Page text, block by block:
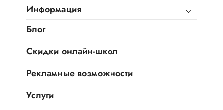
Информация
Блог
Скидки онлайн-школ
Рекламные возможности
Услуги